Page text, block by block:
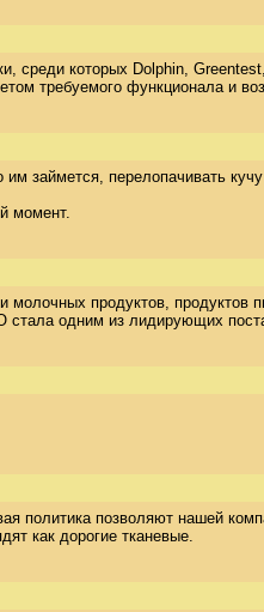
среди которых Dolphin,
требуемого функционала и
займется, перелопачивать
момент.
продуктов,
одним из лидирующих
политика позволяют нашей
как дорогие тканевые.